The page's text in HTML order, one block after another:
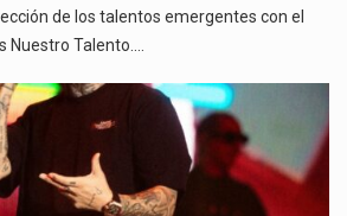
de los talentos emergentes con el
Nuestro Talento.…